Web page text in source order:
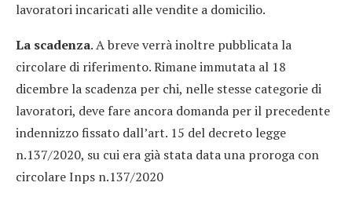
lavoratori incaricati alle vendite a domicilio.
La scadenza. A breve verrà inoltre pubblicata la
circolare di riferimento. Rimane immutata al 18
dicembre la scadenza per chi, nelle stesse categorie di
lavoratori, deve fare ancora domanda per il precedente
indennizzo fissato dall’art. 15 del decreto legge
n.137/2020, su cui era già stata data una proroga con
circolare Inps n.137/2020